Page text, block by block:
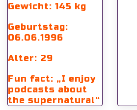
Gewicht: 145 kg
Geburtstag:
06.06.1996
Alter: 29
Fun fact: „I enjoy
podcasts about
the supernatural“